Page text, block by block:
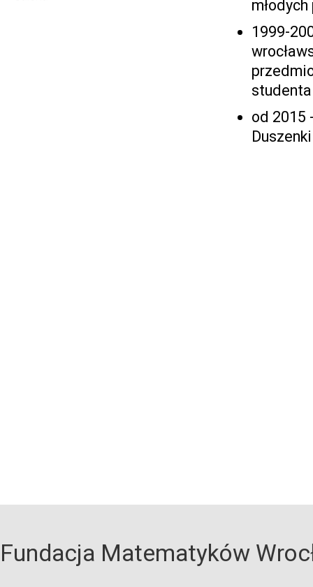
1999-
studenta
od 2015
Fundacja Matematyków